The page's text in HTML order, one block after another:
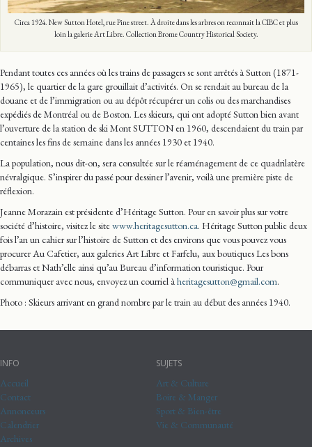
Circa 1924. New Sutton Hotel, rue Pine street. À droite dans les arbres on reconnait la CIBC et plus
loin la galerie Art Libre. Collection Brome Country Historical Society.
Pendant toutes ces années où les trains de passagers se sont arrêtés à Sutton (1871-
1965), le quartier de la gare grouillait d’activités. On se rendait au bureau de la
douane et de l’immigration ou au dépôt récupérer un colis ou des marchandises
expédiés de Montréal ou de Boston. Les skieurs, qui ont adopté Sutton bien avant
l’ouverture de la station de ski Mont SUTTON en 1960, descendaient du train par
centaines les fins de semaine dans les années 1930 et 1940.
La population, nous dit-on, sera consultée sur le réaménagement de ce quadrilatère
névralgique. S’inspirer du passé pour dessiner l’avenir, voilà une première piste de
réflexion.
Jeanne Morazain est présidente d’Héritage Sutton. Pour en savoir plus sur votre
société d’histoire, visitez le sitewww.heritagesutton.ca. Héritage Sutton publie deux
fois l’an un cahier sur l’histoire de Sutton et des environs que vous pouvez vous
procurer Au Cafetier, aux galeries Art Libre et Farfelu, aux boutiques Les bons
débarras et Nath’elle ainsi qu’au Bureau d’information touristique. Pour
communiquer avec nous, envoyez un courriel àheritagesutton@gmail.com.
Photo : Skieurs arrivant en grand nombre par le train au début des années 1940.
INFO
Accueil
Contact
Annonceurs
Calendrier
Archives
SUJETS
Art & Culture
Boire & Manger
Sport & Bien-être
Vie & Communauté